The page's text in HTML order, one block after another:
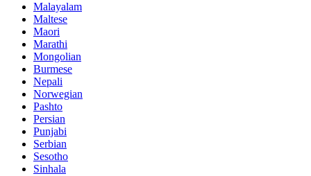
Malayalam
Maltese
Maori
Marathi
Mongolian
Burmese
Nepali
Norwegian
Pashto
Persian
Punjabi
Serbian
Sesotho
Sinhala